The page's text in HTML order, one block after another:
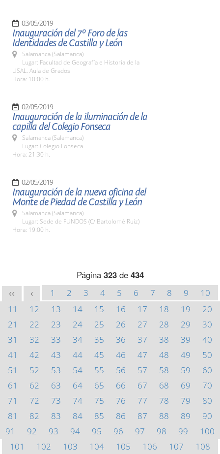
03/05/2019
Inauguración del 7º Foro de las
Identidades de Castilla y León
Salamanca (Salamanca)
Lugar: Facultad de Geografía e Historia de la
USAL. Aula de Grados
Hora: 10:00 h.
02/05/2019
Inauguración de la iluminación de la
capilla del Colegio Fonseca
Salamanca (Salamanca)
Lugar: Colegio Fonseca
Hora: 21:30 h.
02/05/2019
Inauguración de la nueva oficina del
Monte de Piedad de Castilla y León
Salamanca (Salamanca)
Lugar: Sede de FUNDOS (C/ Bartolomé Ruiz)
Hora: 19:00 h.
Página 323de 434
<< < 1 2 3 4 5 6 7 8 9
10
11
12 13 14 15 16 17 18 19
20
21
22 23 24 25 26 27 28 29
30
31
32 33 34 35 36 37 38 39
40
41
42 43 44 45 46 47 48 49
50
51
52 53 54 55 56 57 58 59
60
61
62 63 64 65 66 67 68 69
70
71
72 73 74 75 76 77 78 79
80
81
82 83 84 85 86 87 88 89
90
91
92 93 94 95 96 97 98 99
100
101
102 103 104 105 106 107
108